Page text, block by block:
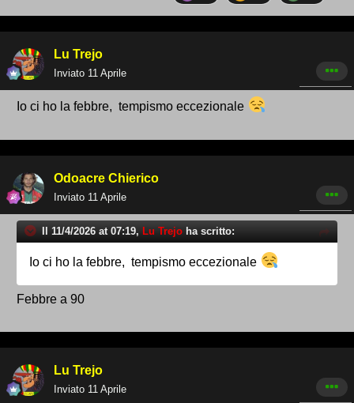
Lu Trejo
Inviato 11 Aprile
Io ci ho la febbre, tempismo eccezionale
Odoacre Chierico
Inviato 11 Aprile
Il 11/4/2026 at 07:19, Lu Trejo ha scritto:
Io ci ho la febbre, tempismo eccezionale
Febbre a 90
Lu Trejo
Inviato 11 Aprile